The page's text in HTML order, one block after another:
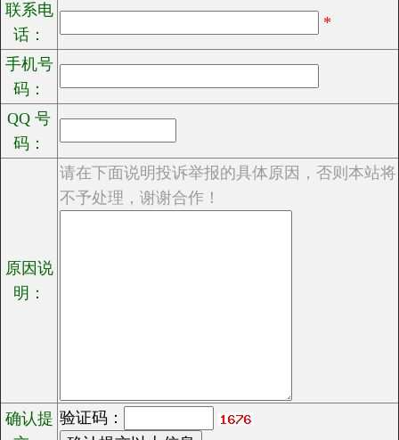
联系电
话：
*
手机号
码：
QQ 号
码：
原因说
明：
请在下面说明投诉举报的具体原因，否则本站将
不予处理，谢谢合作！
确认提 验证码：